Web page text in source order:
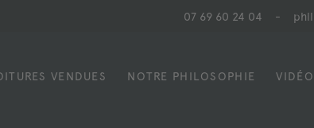
07 69 60 24 04 -
VENDUES NOTRE PHILOSOPHIE